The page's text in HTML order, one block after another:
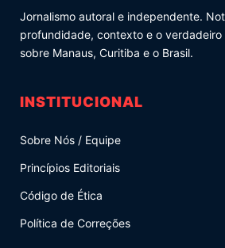
Jornalismo autoral e independente.
profundidade, contexto e o verdadeiro
sobre Manaus, Curitiba e o Brasil.
INSTITUCIONAL
Sobre Nós / Equipe
Princípios Editoriais
Código de Ética
Política de Correções